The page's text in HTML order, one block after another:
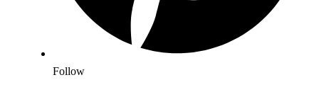
Follow